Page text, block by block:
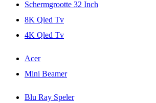
Schermgrootte 32 Inch
8K Qled Tv
4K Qled Tv
Acer
Mini Beamer
Blu Ray Speler